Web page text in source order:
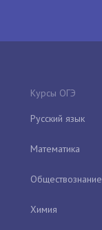
Курсы ОГЭ
Русский язык
Математика
Обществознание
Химия